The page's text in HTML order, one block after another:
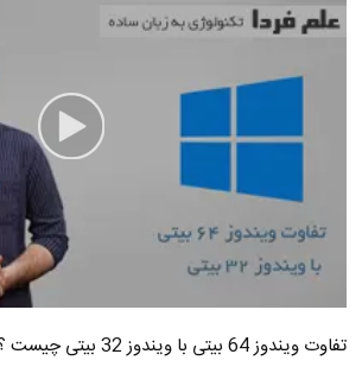
تفاوت ویندوز 64 بیتی با ویندوز 32 بیتی چیست ؟